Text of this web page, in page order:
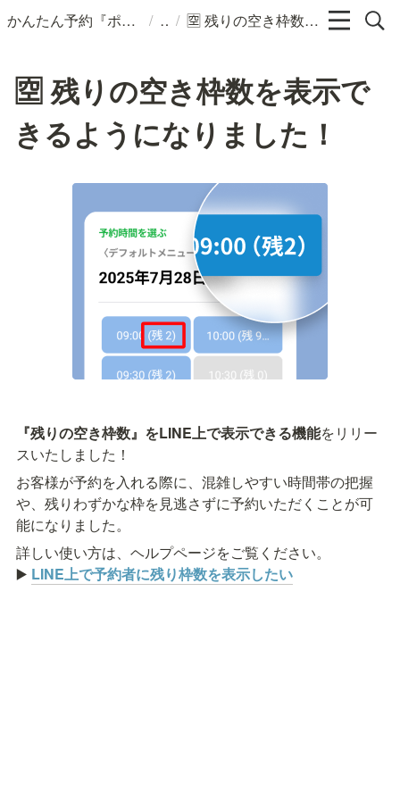
かんたん予約『ポチコ』ヘルプページ / / 🈳 残りの空き枠数を表示できるようになりました！
🈳 残りの空き枠数を表示で
きるようになりました！
『残りの空き枠数』をLINE上で表示できる機能をリリー
スいたしました！
お客様が予約を入れる際に、混雑しやすい時間帯の把握
や、残りわずかな枠を見逃さずに予約いただくことが可
能になりました。
詳しい使い方は、ヘルプページをご覧ください。
▶️ LINE上で予約者に残り枠数を表示したい